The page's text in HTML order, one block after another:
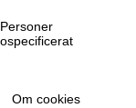
Om cookies
Personer
ospecificerat